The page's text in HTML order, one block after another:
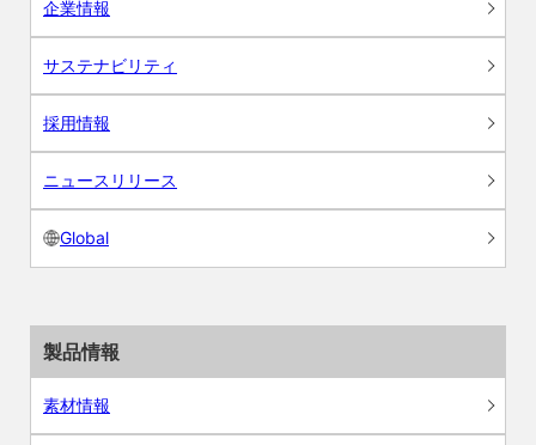
企業情報
サステナビリティ
採用情報
ニュースリリース
Global
製品情報
素材情報